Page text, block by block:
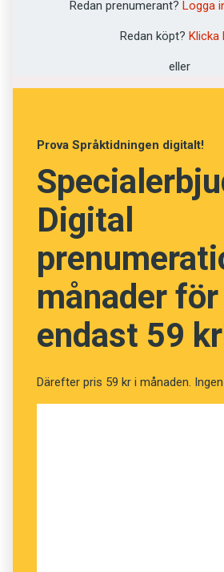
Redan prenumerant? Logga
Redan köpt? Klicka
eller
Prova Språktidningen digitalt!
Digital
månader för
endast 59
Därefter pris 59 kr i månaden.